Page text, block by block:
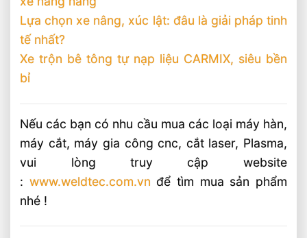
Lựa chọn xe nâng, xúc lật: đâu là giải pháp tinh
tế nhất?
Xe trộn bê tông tự nạp liệu CARMIX, siêu bền
bỉ
Nếu các bạn có nhu cầu mua các loại máy hàn,
máy cắt, máy gia công cnc, cắt laser, Plasma,
vui lòng truy cập website
: www.weldtec.com.vn để tìm mua sản phẩm
nhé !